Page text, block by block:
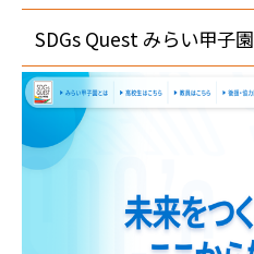
SDGs Quest みらい甲子園